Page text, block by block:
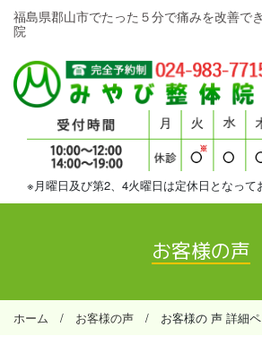
福島県郡山市でたった５分で痛みを改善で
院​​​​​​​
※月曜日及び第2、4火曜日は定休日となって
お客様の声
ホーム / お客様の声 / お客様の 声 詳細ペ